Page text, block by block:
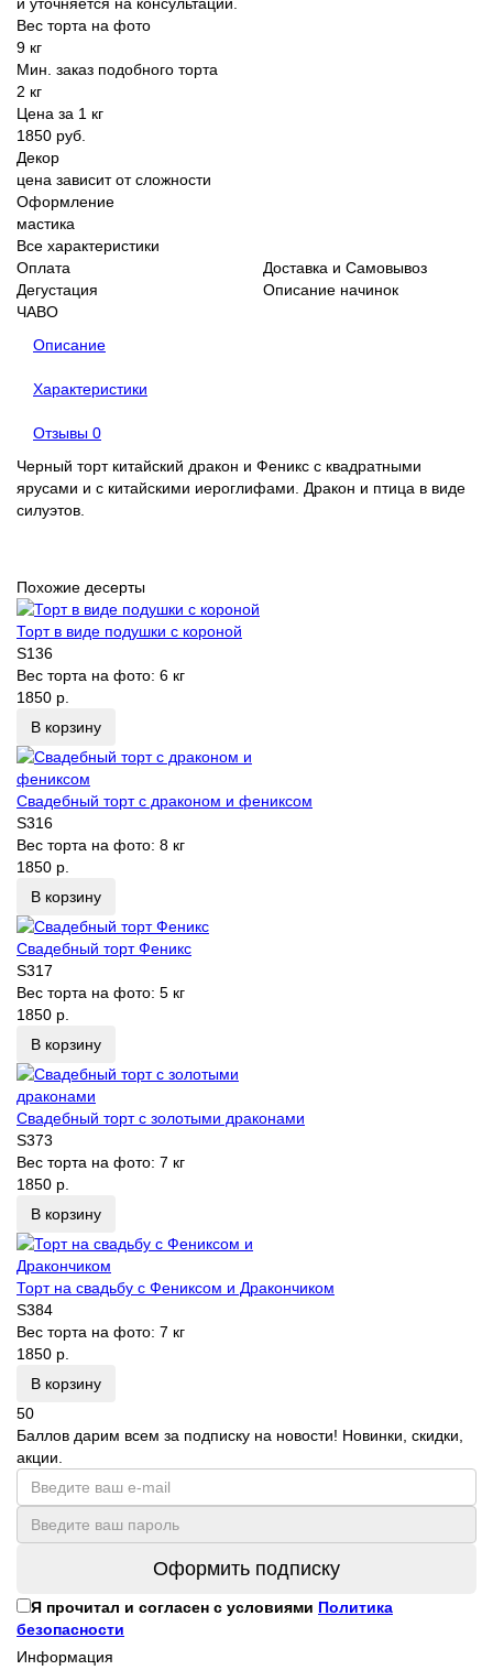
Вес торта на фото
9 кг
Мин. заказ подобного торта
2 кг
Цена за 1 кг
1850 руб.
Декор
цена зависит от сложности
Оформление
мастика
Все характеристики
Оплата
Доставка и Самовывоз
Дегустация
Описание начинок
ЧАВО
Описание
Характеристики
Отзывы 0
Черный торт китайский дракон и Феникс с квадратными
ярусами и с китайскими иероглифами. Дракон и птица в виде
силуэтов.
Похожие десерты
Торт в виде подушки с короной
S136
Вес торта на фото: 6 кг
1850 р.
В корзину
Свадебный торт с драконом и фениксом
S316
Вес торта на фото: 8 кг
1850 р.
В корзину
Свадебный торт Феникс
S317
Вес торта на фото: 5 кг
1850 р.
В корзину
Свадебный торт с золотыми драконами
S373
Вес торта на фото: 7 кг
1850 р.
В корзину
Торт на свадьбу с Фениксом и Дракончиком
S384
Вес торта на фото: 7 кг
1850 р.
В корзину
50
Баллов дарим всем за подписку на новости! Новинки, скидки,
акции.
Оформить подписку
Я прочитал и согласен с условиями Политика
безопасности
Информация